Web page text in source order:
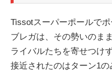
Tissotスーパーポールで
ブレガは、その勢いのま
ライバルたちを寄せつけ
接近されたのはターン1